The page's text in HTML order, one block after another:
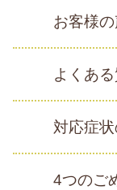
お客様
よくあ
対応症
4つのご